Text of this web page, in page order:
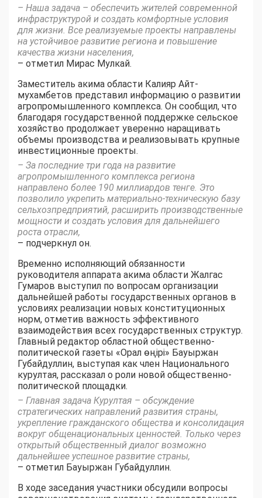
– Наша задача – обеспечить жителей современной
инфраструктурой и создать комфортные условия
для жизни. Все реализуемые проекты направлены
на устойчивое развитие региона и повышение
качества жизни населения,
– отметил Мирас Мулкай.
Заместитель акима области Калияр Айт­
мухамбетов представил информацию о развитии
агропромышленного комплекса. Он сообщил, что
благодаря государственной поддержке сельское
хозяйство продолжает уверенно наращивать
объемы производства и реализовывать крупные
инвестиционные проекты.
– За последние три года на развитие
агропромышленного комплекса региона
направлено более 190 миллиардов тенге. Это
позволило укрепить материально-техническую базу
сельхозпредприятий, расширить производственные
мощности и создать условия для дальнейшего
роста отрасли,
– подчеркнул он.
Временно исполняющий обязанности
руководителя аппарата акима области Жалгас
Гумаров выступил по вопросам организации
дальнейшей работы государственных органов в
условиях реализации новых конституционных
норм, отметив важность эффективного
взаимодействия всех государственных структур.
Главный редактор областной общественно-
политической газеты «Орал өңірі» Бауыржан
Губайдуллин, выступая как член Национального
курултая, рассказал о роли новой общественно-
политической площадки.
– Главная задача Курултая – обсуждение
стратегических направлений развития страны,
укрепление гражданского общества и консолидация
вокруг общенациональных ценностей. Только через
открытый общественный диалог возможно
дальнейшее успешное развитие страны,
– отметил Бауыржан Губайдуллин.
В ходе заседания участники обсудили вопросы